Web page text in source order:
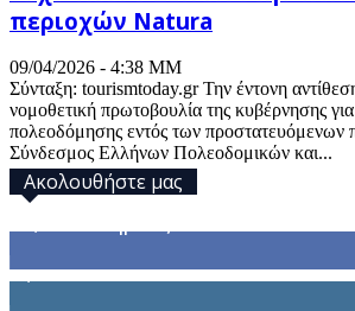
περιοχών Natura
09/04/2026 - 4:38 ΜΜ
Σύνταξη: tourismtoday.gr Την έντονη
νομοθετική πρωτοβουλία της κυβέρνησης
πολεοδόμησης εντός των προστατευόμενων
Σύνδεσμος Ελλήνων Πολεοδομικών και...
Ακολουθήστε μας